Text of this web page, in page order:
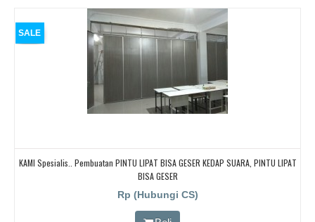
SALE
KAMI Spesialis.. Pembuatan PINTU LIPAT BISA GESER KEDAP SUARA, PINTU LIPAT
BISA GESER
Rp (Hubungi CS)